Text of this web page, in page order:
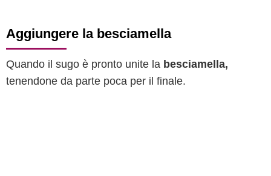
Aggiungere la besciamella
Quando il sugo è pronto unite la besciamella,
tenendone da parte poca per il finale.